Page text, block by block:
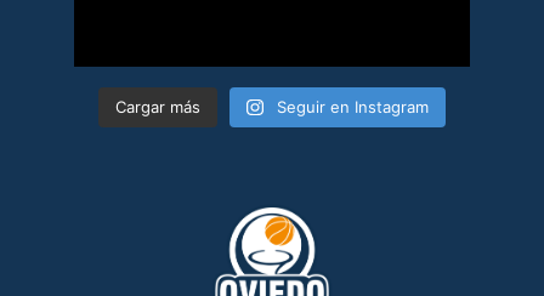
Cargar más Seguir en Instagram